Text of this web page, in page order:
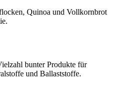
Quinoa und Vollkornbrot
bunter Produkte für
und Ballaststoffe.